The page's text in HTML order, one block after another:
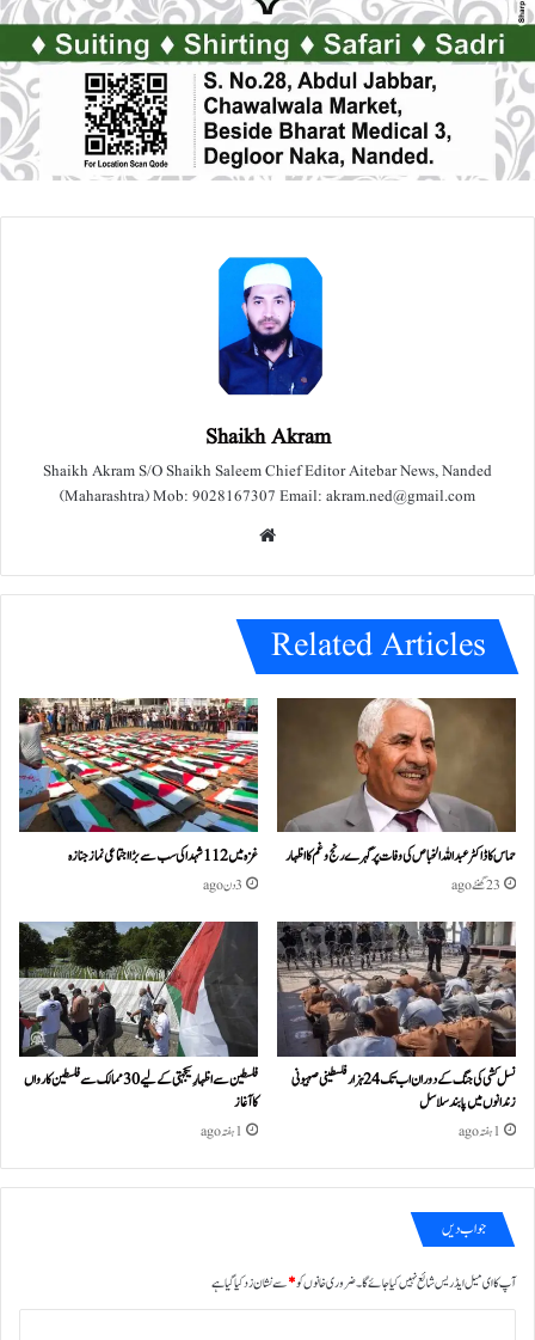
Shaikh Akram
Shaikh Akram S/O Shaikh Saleem Chief Editor Aitebar News, Nanded
(Maharashtra) Mob: 9028167307 Email: akram.ned@gmail.com
e
Related Articles
حماس کا ڈاکٹر عبداللہ الخباص کی وفات پر گہرے رنج وغم کااظہار
23 گھنٹے ago
غزہ میں 112 شہدا کی سب سے بڑا اجتماعی نماز جنازہ
3 دن ago
نسل کشی کی جنگ کے دوران اب تک 24ہزار فلسطینی صہیونی
زندانوں میں پابند سلاسل
1 ہفتہ ago
فلسطین سے اظہارِ یکجہتی کے لیے 30 ممالک سے فلسطین کارواں
کا آغاز
1 ہفتہ ago
جواب دیں
آپ کا ای میل ایڈریس شائع نہیں کیا جائے گا۔ضروری خانوں کو*سے نشان زد کیا گیا ہے